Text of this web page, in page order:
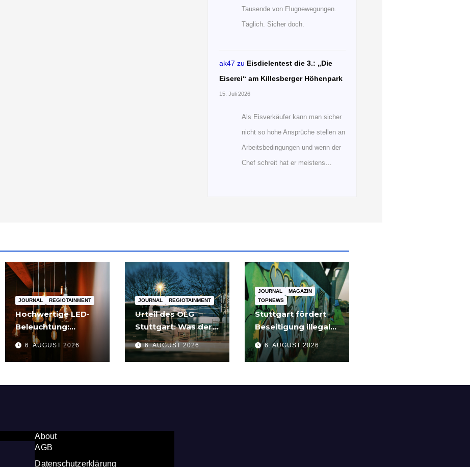
Tausende von Flugnewegungen.
Täglich. Sicher doch.
ak47 zu Eisdielentest die 3.: „Die
Eiserei“ am Killesberger Höhenpark
15. Juli 2026
Als Eisverkäufer kann man sicher
nicht so hohe Ansprüche stellen an
Arbeitsbedingungen und wenn der
Chef schreit hat er meistens…
JOURNAL REGIOTAINMENT
Hochwertige LED-
Beleuchtung:
Warum sich Qualität
nach zwei Jahren
rechnet
6. AUGUST 2026
JOURNAL REGIOTAINMENT
Urteil des OLG
Stuttgart: Was der
Fall um die
Umgehung von
Russland-
6. AUGUST 2026
JOURNAL
MAGAZIN
TOPNEWS
Stuttgart fördert
Beseitigung illegaler
Graffiti an privaten
Gebäuden –
Zuschüsse bis 3.500
6. AUGUST 2026
About
AGB
Datenschutzerklärung